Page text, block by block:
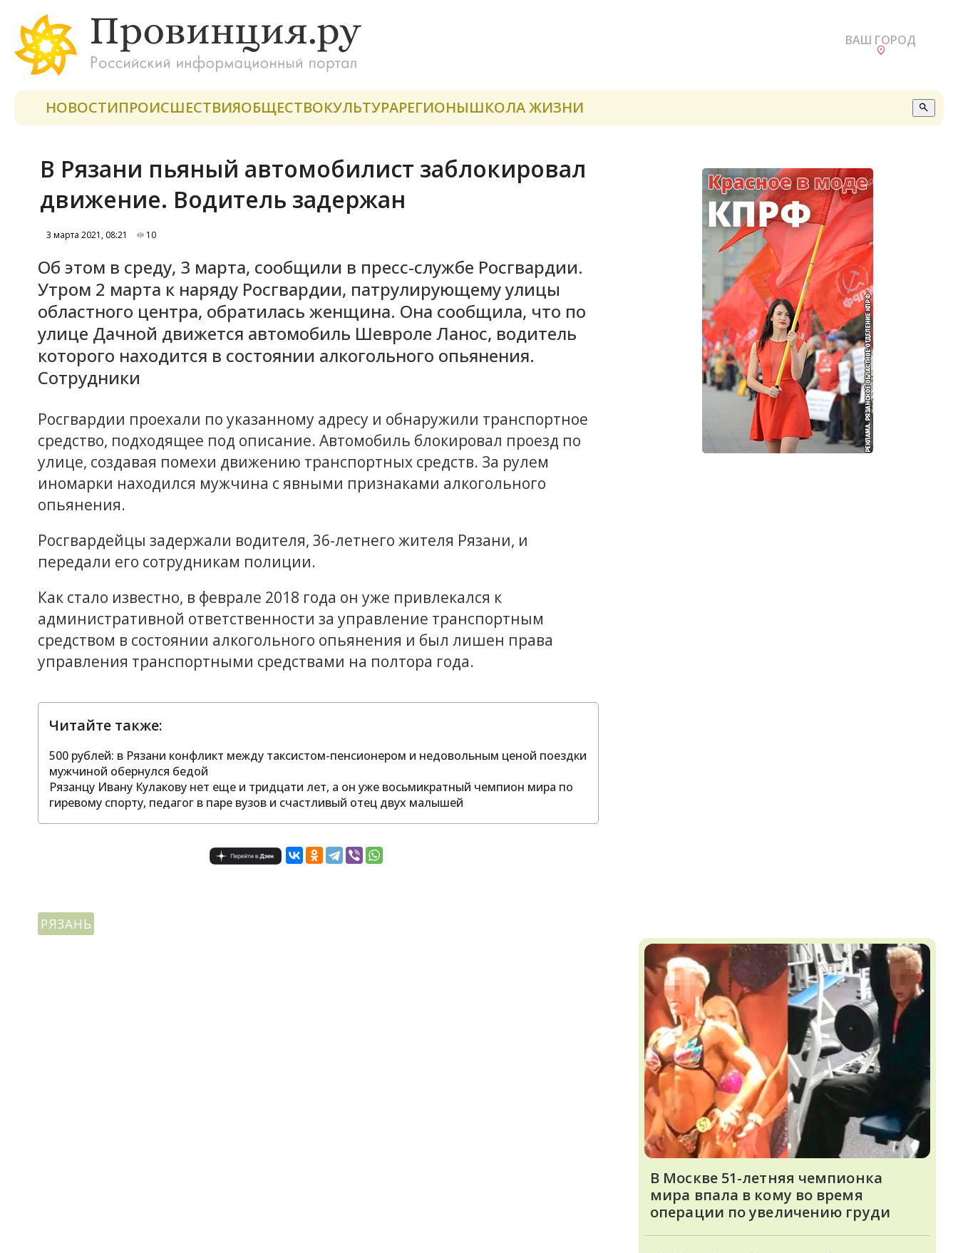
ВАШ ГОРОД
Е
И
П
Р
С
Т
У
НОВОСТИПРОИСШЕСТВИЯОБЩЕСТВОКУЛЬТУРАРЕГИОНЫШКОЛА ЖИЗНИ
В Рязани пьяный автомобилист заблокировал
движение. Водитель задержан
3 марта 2021, 08:21 10
Об этом в среду, 3 марта, сообщили в пресс-службе Росгвардии.
Утром 2 марта к наряду Росгвардии, патрулирующему улицы
областного центра, обратилась женщина. Она сообщила, что по
улице Дачной движется автомобиль Шевроле Ланос, водитель
которого находится в состоянии алкогольного опьянения.
Сотрудники
Росгвардии проехали по указанному адресу и обнаружили транспортное
средство, подходящее под описание. Автомобиль блокировал проезд по
улице, создавая помехи движению транспортных средств. За рулем
иномарки находился мужчина с явными признаками алкогольного
опьянения.
Росгвардейцы задержали водителя, 36-летнего жителя Рязани, и
передали его сотрудникам полиции.
Как стало известно, в феврале 2018 года он уже привлекался к
административной ответственности за управление транспортным
средством в состоянии алкогольного опьянения и был лишен права
управления транспортными средствами на полтора года.
Читайте также:
500 рублей: в Рязани конфликт между таксистом-пенсионером и недовольным ценой поездки
мужчиной обернулся бедой
Рязанцу Ивану Кулакову нет еще и тридцати лет, а он уже восьмикратный чемпион мира по
гиревому спорту, педагог в паре вузов и счастливый отец двух малышей
РЯЗАНЬ
В Москве 51-летняя чемпионка
мира впала в кому во время
операции по увеличению груди